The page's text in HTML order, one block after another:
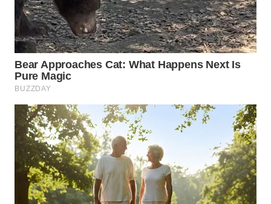
WN
BOROBUDUR
WN
MADURA
WN
SURABAYA
WN
NATUNA
WN